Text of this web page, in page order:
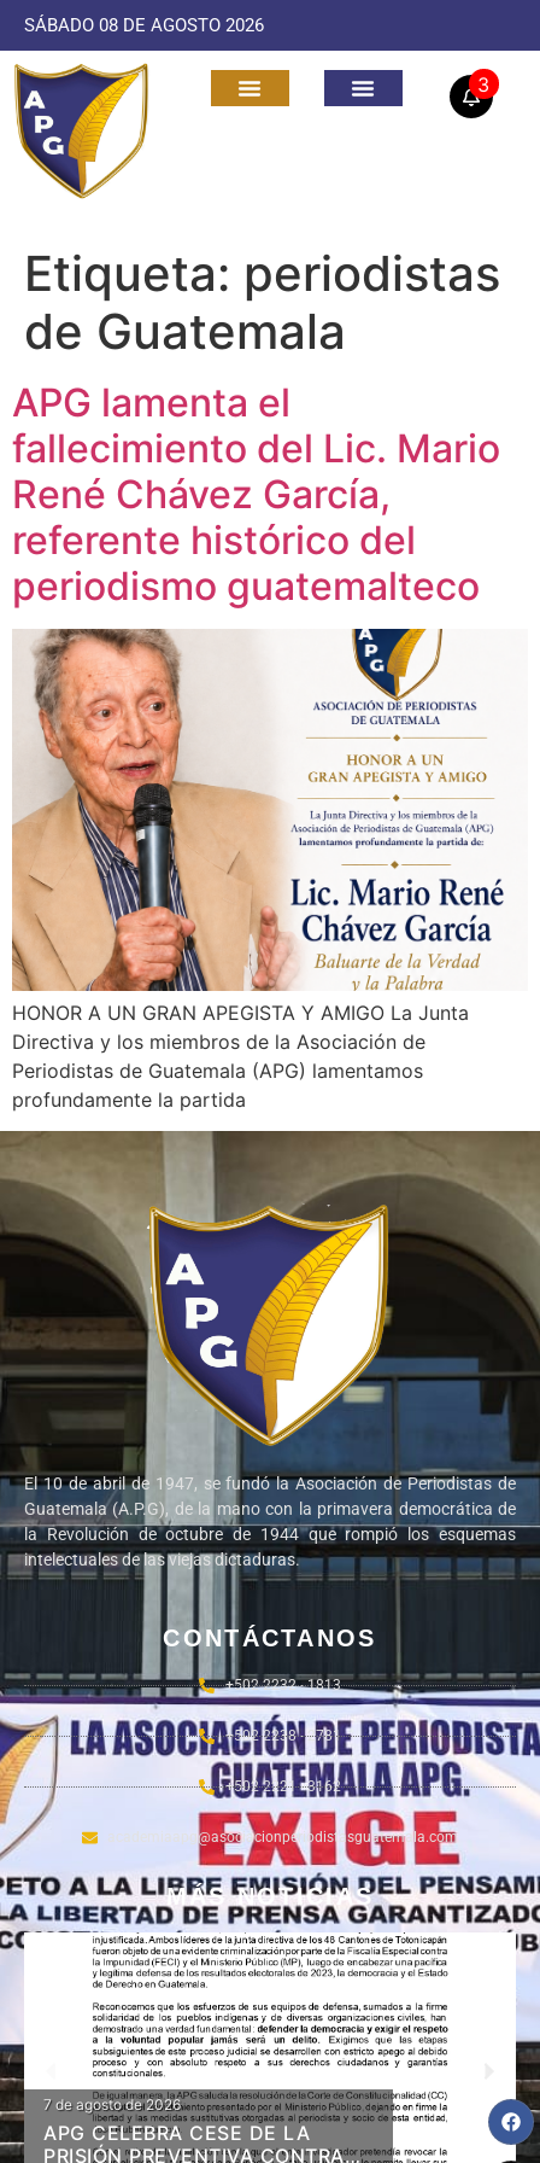
SÁBADO 08 DE AGOSTO 2026
3
Etiqueta: periodistas
de Guatemala
APG lamenta el
fallecimiento del Lic. Mario
René Chávez García,
referente histórico del
periodismo guatemalteco
HONOR A UN GRAN APEGISTA Y AMIGO La Junta
Directiva y los miembros de la Asociación de
Periodistas de Guatemala (APG) lamentamos
profundamente la partida
El 10 de abril de 1947, se fundó la Asociación de Periodistas de
Guatemala (A.P.G), de la mano con la primavera democrática de
la Revolución de octubre de 1944 que rompió los esquemas
intelectuales de las viejas dictaduras.
CONTÁCTANOS
+502 2232 - 1813
+502 2238 - 2781
+502 2221 - 3162
academiaapg@asociacionperiodistasguatemala.com
MÁS NOTICIAS
7 de agosto de 2026
APG CELEBRA CESE DE LA
PRISIÓN PREVENTIVA CONTRA